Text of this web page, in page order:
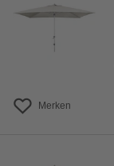
Merken